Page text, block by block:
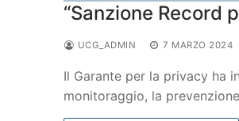
“Sanzione Record
UCG_ADMIN 7 MARZO 2024
Il Garante per la privacy ha
monitoraggio, la